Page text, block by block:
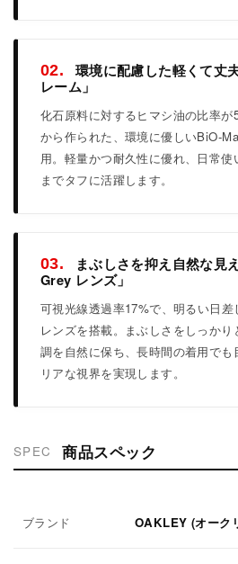
02.
環境に配慮した軽くて丈
レーム」
化石原料に対するヒマシ油の比率
から作られた、環境に優しいBiO-
用。軽量かつ耐久性に優れ、日常
までタフに活躍します。
03.
まぶしさを抑え自然な
Grey レンズ」
可視光線透過率17%で、明るい日
レンズを搭載。まぶしさをしっか
調を自然に保ち、長時間の着用でも
リアな視界を実現します。
SPEC 商品スペック
ブランド OAKLEY (オーク